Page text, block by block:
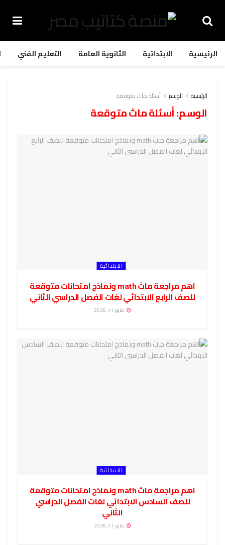
الرئيسية الابتدائية الثانوية العامة التعليم الفني
الرئيسية الوسم أسئلة ماث متوقعة
الوسم:أسئلة ماث متوقعة
الابتدائية
اهم مراجعة ماث math ونماذج امتحانات متوقعة
للصف الرابع الابتدائي لغات الفصل الدراسي الثاني
مايو 11, 2026
الابتدائية
اهم مراجعة ماث math ونماذج امتحانات متوقعة
للصف السادس الابتدائي لغات الفصل الدراسي
الثاني
مايو 11, 2026